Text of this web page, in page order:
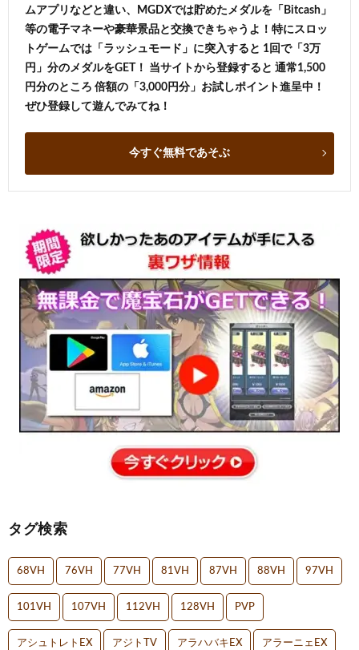
ムアプリなどと違い、MGDXでは貯めたメダルを「Bitcash」
等の電子マネーや豪華景品と交換できちゃうよ！特にスロッ
トゲームでは「ラッシュモード」に突入すると 1回で「3万
円」分のメダルをGET！ 当サイトから登録すると 通常1,500
円分のところ 倍額の「3,000円分」お試しポイント進呈中！
ぜひ登録して遊んでみてね！
今すぐ無料であそぶ
タグ検索
68VH 76VH 77VH 81VH 87VH 88VH 97VH
101VH 107VH 112VH 128VH PVP
アシュトレトEX アジトTV アラハバキEX アラーニェEX